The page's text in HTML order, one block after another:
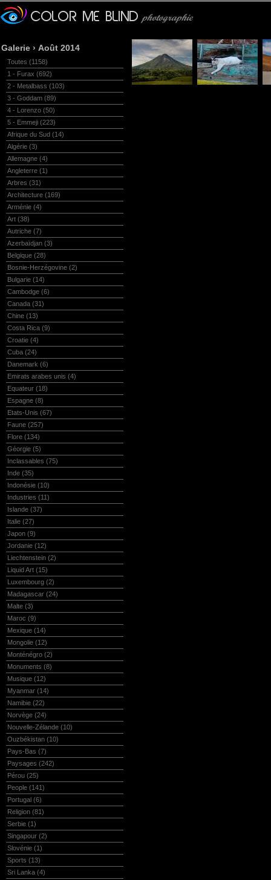
Galerie › Août 2014
Toutes (1158)
1 - Furax (692)
2 - Metalbass (103)
3 - Goddam (89)
4 - Lorenzo (50)
5 - Emmeji (223)
Afrique du Sud (14)
Algérie (3)
Allemagne (4)
Angleterre (1)
Arbres (31)
Architecture (169)
Arménie (4)
Art (38)
Autriche (7)
Azerbaïdjan (3)
Belgique (28)
Bosnie-Herzégovine (2)
Bulgarie (14)
Cambodge (6)
Canada (31)
Chine (13)
Costa Rica (9)
Croatie (4)
Cuba (24)
Danemark (6)
Emirats arabes unis (4)
Equateur (18)
Espagne (8)
Etats-Unis (67)
Faune (257)
Flore (134)
Géorgie (5)
Inclassables (75)
Inde (35)
Indonésie (10)
Industries (11)
Islande (37)
Italie (27)
Japon (9)
Jordanie (12)
Liechtenstein (2)
Liquid Art (15)
Luxembourg (2)
Madagascar (24)
Malte (3)
Maroc (9)
Mexique (14)
Mongolie (12)
Monténégro (2)
Monuments (8)
Musique (12)
Myanmar (14)
Namibie (22)
Norvège (24)
Nouvelle-Zélande (10)
Ouzbékistan (10)
Pays-Bas (7)
Paysages (242)
Pérou (25)
People (141)
Portugal (6)
Religion (81)
Serbie (1)
Singapour (2)
Slovénie (1)
Sports (13)
Sri Lanka (4)